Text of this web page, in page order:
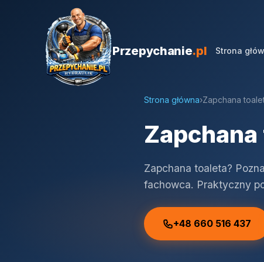
Przepychanie.pl Strona
Strona główna›Zapchana
Zapchana toaleta?
fachowca. Praktyczny
+48 660 516 437